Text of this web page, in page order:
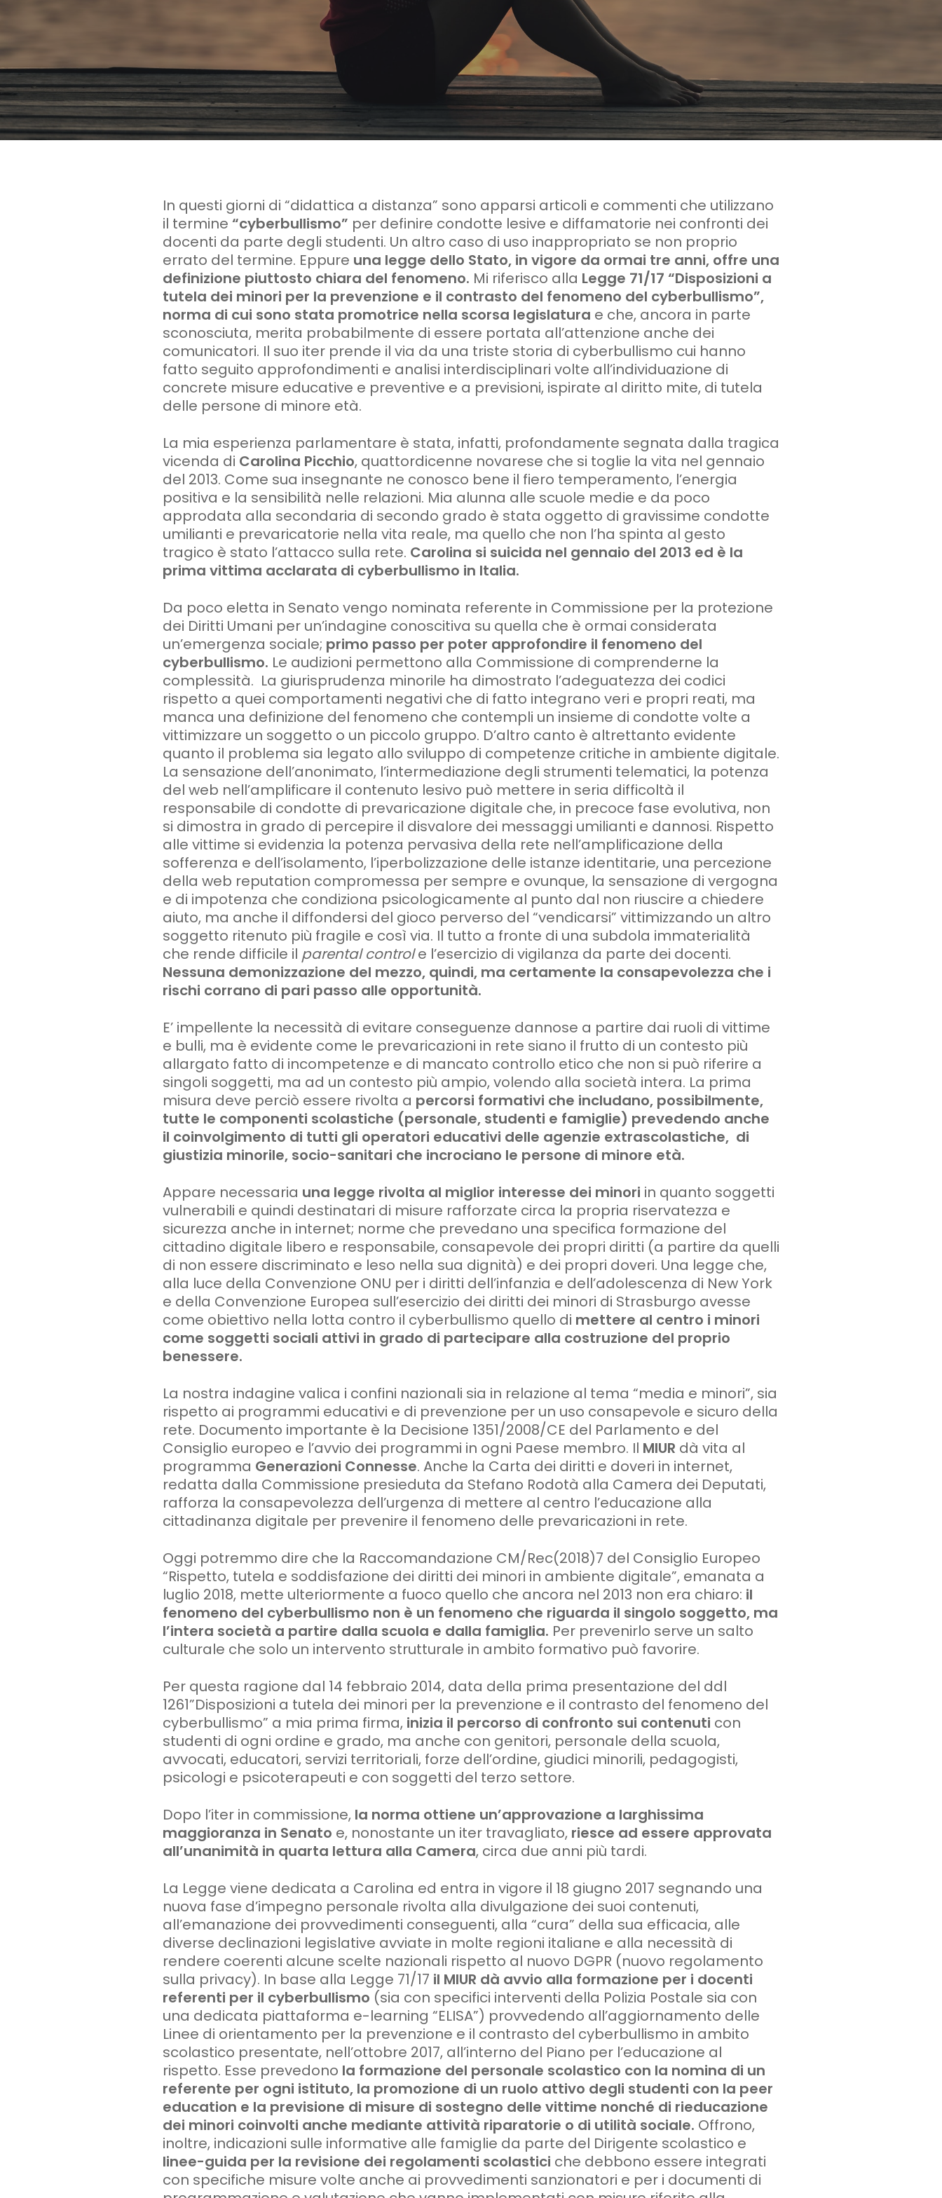
In questi giorni di “didattica a distanza” sono apparsi articoli e commenti che utilizzano
il termine “cyberbullismo” per definire condotte lesive e diffamatorie nei confronti dei
docenti da parte degli studenti. Un altro caso di uso inappropriato se non proprio
errato del termine. Eppure una legge dello Stato, in vigore da ormai tre anni, offre una
definizione piuttosto chiara del fenomeno. Mi riferisco alla Legge 71/17 “Disposizioni a
tutela dei minori per la prevenzione e il contrasto del fenomeno del cyberbullismo”,
norma di cui sono stata promotrice nella scorsa legislatura e che, ancora in parte
sconosciuta, merita probabilmente di essere portata all’attenzione anche dei
comunicatori. Il suo iter prende il via da una triste storia di cyberbullismo cui hanno
fatto seguito approfondimenti e analisi interdisciplinari volte all’individuazione di
concrete misure educative e preventive e a previsioni, ispirate al diritto mite, di tutela
delle persone di minore età.
La mia esperienza parlamentare è stata, infatti, profondamente segnata dalla tragica
vicenda di Carolina Picchio, quattordicenne novarese che si toglie la vita nel gennaio
del 2013. Come sua insegnante ne conosco bene il fiero temperamento, l’energia
positiva e la sensibilità nelle relazioni. Mia alunna alle scuole medie e da poco
approdata alla secondaria di secondo grado è stata oggetto di gravissime condotte
umilianti e prevaricatorie nella vita reale, ma quello che non l’ha spinta al gesto
tragico è stato l’attacco sulla rete. Carolina si suicida nel gennaio del 2013 ed è la
prima vittima acclarata di cyberbullismo in Italia.
Da poco eletta in Senato vengo nominata referente in Commissione per la protezione
dei Diritti Umani per un’indagine conoscitiva su quella che è ormai considerata
un’emergenza sociale; primo passo per poter approfondire il fenomeno del
cyberbullismo. Le audizioni permettono alla Commissione di comprenderne la
complessità. La giurisprudenza minorile ha dimostrato l’adeguatezza dei codici
rispetto a quei comportamenti negativi che di fatto integrano veri e propri reati, ma
manca una definizione del fenomeno che contempli un insieme di condotte volte a
vittimizzare un soggetto o un piccolo gruppo. D’altro canto è altrettanto evidente
quanto il problema sia legato allo sviluppo di competenze critiche in ambiente digitale.
La sensazione dell’anonimato, l’intermediazione degli strumenti telematici, la potenza
del web nell’amplificare il contenuto lesivo può mettere in seria difficoltà il
responsabile di condotte di prevaricazione digitale che, in precoce fase evolutiva, non
si dimostra in grado di percepire il disvalore dei messaggi umilianti e dannosi. Rispetto
alle vittime si evidenzia la potenza pervasiva della rete nell’amplificazione della
sofferenza e dell’isolamento, l’iperbolizzazione delle istanze identitarie, una percezione
della web reputation compromessa per sempre e ovunque, la sensazione di vergogna
e di impotenza che condiziona psicologicamente al punto dal non riuscire a chiedere
aiuto, ma anche il diffondersi del gioco perverso del “vendicarsi” vittimizzando un altro
soggetto ritenuto più fragile e così via. Il tutto a fronte di una subdola immaterialità
che rende difficile il parental controle l’esercizio di vigilanza da parte dei docenti.
Nessuna demonizzazione del mezzo, quindi, ma certamente la consapevolezza che i
rischi corrano di pari passo alle opportunità.
E’ impellente la necessità di evitare conseguenze dannose a partire dai ruoli di vittime
e bulli, ma è evidente come le prevaricazioni in rete siano il frutto di un contesto più
allargato fatto di incompetenze e di mancato controllo etico che non si può riferire a
singoli soggetti, ma ad un contesto più ampio, volendo alla società intera. La prima
misura deve perciò essere rivolta a percorsi formativi che includano, possibilmente,
tutte le componenti scolastiche (personale, studenti e famiglie) prevedendo anche
il coinvolgimento di tutti gli operatori educativi delle agenzie extrascolastiche, di
giustizia minorile, socio-sanitari che incrociano le persone di minore età.
Appare necessaria una legge rivolta al miglior interesse dei minori in quanto soggetti
vulnerabili e quindi destinatari di misure rafforzate circa la propria riservatezza e
sicurezza anche in internet; norme che prevedano una specifica formazione del
cittadino digitale libero e responsabile, consapevole dei propri diritti (a partire da quelli
di non essere discriminato e leso nella sua dignità) e dei propri doveri. Una legge che,
alla luce della Convenzione ONU per i diritti dell’infanzia e dell’adolescenza di New York
e della Convenzione Europea sull’esercizio dei diritti dei minori di Strasburgo avesse
come obiettivo nella lotta contro il cyberbullismo quello di mettere al centro i minori
come soggetti sociali attivi in grado di partecipare alla costruzione del proprio
benessere.
La nostra indagine valica i confini nazionali sia in relazione al tema “media e minori”, sia
rispetto ai programmi educativi e di prevenzione per un uso consapevole e sicuro della
rete. Documento importante è la Decisione 1351/2008/CE del Parlamento e del
Consiglio europeo e l’avvio dei programmi in ogni Paese membro. Il MIUR dà vita al
programma Generazioni Connesse. Anche la Carta dei diritti e doveri in internet,
redatta dalla Commissione presieduta da Stefano Rodotà alla Camera dei Deputati,
rafforza la consapevolezza dell’urgenza di mettere al centro l’educazione alla
cittadinanza digitale per prevenire il fenomeno delle prevaricazioni in rete.
Oggi potremmo dire che la Raccomandazione CM/Rec(2018)7 del Consiglio Europeo
“Rispetto, tutela e soddisfazione dei diritti dei minori in ambiente digitale”, emanata a
luglio 2018, mette ulteriormente a fuoco quello che ancora nel 2013 non era chiaro: il
fenomeno del cyberbullismo non è un fenomeno che riguarda il singolo soggetto, ma
l’intera società a partire dalla scuola e dalla famiglia. Per prevenirlo serve un salto
culturale che solo un intervento strutturale in ambito formativo può favorire.
Per questa ragione dal 14 febbraio 2014, data della prima presentazione del ddl
1261”Disposizioni a tutela dei minori per la prevenzione e il contrasto del fenomeno del
cyberbullismo” a mia prima firma, inizia il percorso di confronto sui contenuti con
studenti di ogni ordine e grado, ma anche con genitori, personale della scuola,
avvocati, educatori, servizi territoriali, forze dell’ordine, giudici minorili, pedagogisti,
psicologi e psicoterapeuti e con soggetti del terzo settore.
Dopo l’iter in commissione, la norma ottiene un’approvazione a larghissima
maggioranza in Senato e, nonostante un iter travagliato, riesce ad essere approvata
all’unanimità in quarta lettura alla Camera, circa due anni più tardi.
La Legge viene dedicata a Carolina ed entra in vigore il 18 giugno 2017 segnando una
nuova fase d’impegno personale rivolta alla divulgazione dei suoi contenuti,
all’emanazione dei provvedimenti conseguenti, alla “cura” della sua efficacia, alle
diverse declinazioni legislative avviate in molte regioni italiane e alla necessità di
rendere coerenti alcune scelte nazionali rispetto al nuovo DGPR (nuovo regolamento
sulla privacy). In base alla Legge 71/17 il MIUR dà avvio alla formazione per i docenti
referenti per il cyberbullismo (sia con specifici interventi della Polizia Postale sia con
una dedicata piattaforma e-learning “ELISA”) provvedendo all’aggiornamento delle
Linee di orientamento per la prevenzione e il contrasto del cyberbullismo in ambito
scolastico presentate, nell’ottobre 2017, all’interno del Piano per l’educazione al
rispetto. Esse prevedono la formazione del personale scolastico con la nomina di un
referente per ogni istituto, la promozione di un ruolo attivo degli studenti con la peer
education e la previsione di misure di sostegno delle vittime nonché di rieducazione
dei minori coinvolti anche mediante attività riparatorie o di utilità sociale. Offrono,
inoltre, indicazioni sulle informative alle famiglie da parte del Dirigente scolastico e
linee-guida per la revisione dei regolamenti scolastici che debbono essere integrati
con specifiche misure volte anche ai provvedimenti sanzionatori e per i documenti di